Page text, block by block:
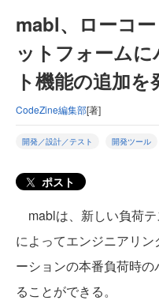
mabl、ローコ
ットフォーム
ト機能の追加を
CodeZine編集部[著]
開発／設計／テスト 開発ツール
ポスト
mablは、新しい負荷
によってエンジニアリ
ーションの本番負荷時
ることができる。